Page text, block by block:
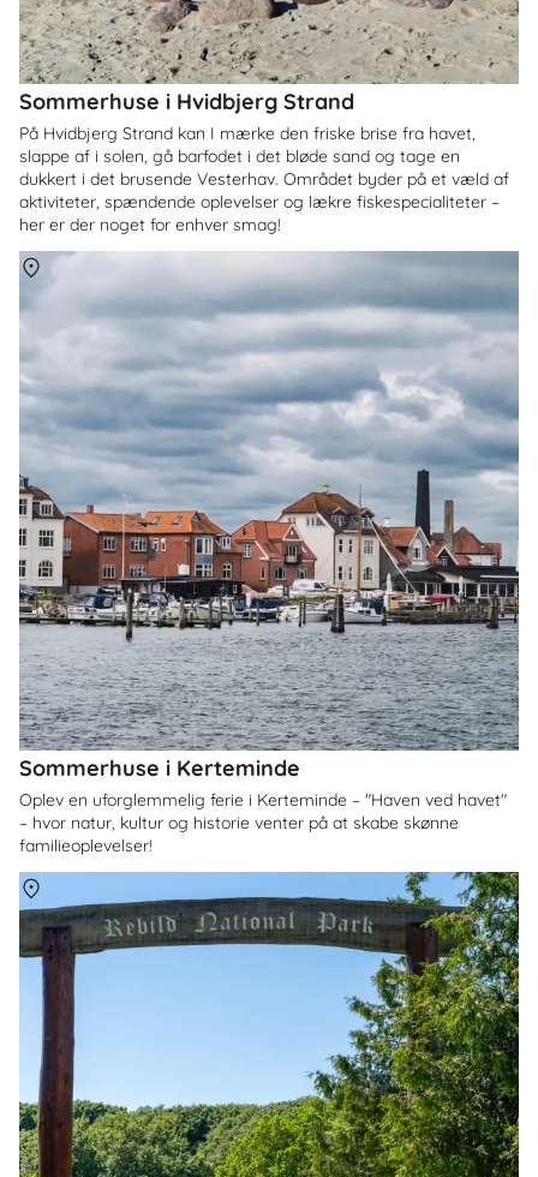
Sommerhuse i Hvidbjerg Strand
På Hvidbjerg Strand kan I mærke den friske brise fra havet,
slappe af i solen, gå barfodet i det bløde sand og tage en
dukkert i det brusende Vesterhav. Området byder på et væld af
aktiviteter, spændende oplevelser og lækre fiskespecialiteter –
her er der noget for enhver smag!
Sommerhuse i Kerteminde
Oplev en uforglemmelig ferie i Kerteminde – "Haven ved havet"
– hvor natur, kultur og historie venter på at skabe skønne
familieoplevelser!